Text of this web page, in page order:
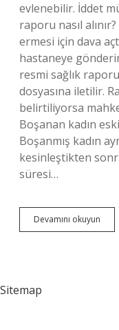
evlenebilir. İddet
raporu nasıl
ermesi için dava
hastaneye
resmi sağlık
dosyasına iletilir.
belirtiliyorsa
Boşanan kadın
Boşanmış kadın
kesinleştikten
süresi…
Devamını okuyun
Sonra
Sitemap